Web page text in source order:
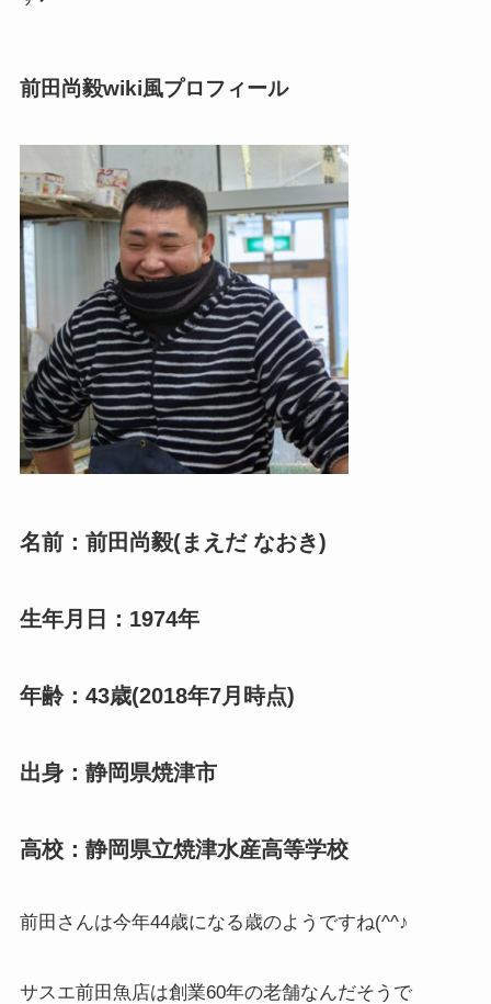
前田尚毅wiki風プロフィール
名前：前田尚毅(まえだ なおき)
生年月日：1974年
年齢：43歳(2018年7月時点)
出身：静岡県焼津市
高校：静岡県立焼津水産高等学校
前田さんは今年44歳になる歳のようですね(^^♪
サスエ前田魚店は創業60年の老舗なんだそうで